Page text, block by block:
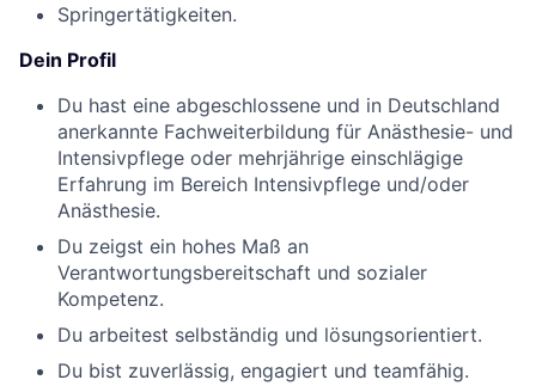
Springertätigkeiten.
Dein Profil
Du hast eine abgeschlossene und in Deutschland
anerkannte Fachweiterbildung für Anästhesie- und
Intensivpflege oder mehrjährige einschlägige
Erfahrung im Bereich Intensivpflege und/oder
Anästhesie.
Du zeigst ein hohes Maß an
Verantwortungsbereitschaft und sozialer
Kompetenz.
Du arbeitest selbständig und lösungsorientiert.
Du bist zuverlässig, engagiert und teamfähig.